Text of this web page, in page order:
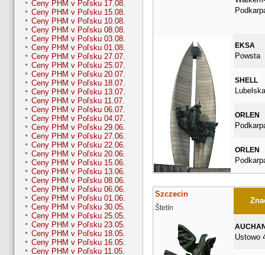
Ceny PHM v Poľsku 17.08.
Ceny PHM v Poľsku 15.08.
Ceny PHM v Poľsku 10.08.
Ceny PHM v Poľsku 08.08.
Ceny PHM v Poľsku 03.08.
Ceny PHM v Poľsku 01.08.
Ceny PHM v Poľsku 27.07.
Ceny PHM v Poľsku 25.07.
Ceny PHM v Poľsku 20.07.
Ceny PHM v Poľsku 18.07.
Ceny PHM v Poľsku 13.07.
Ceny PHM v Poľsku 11.07.
Ceny PHM v Poľsku 06.07.
Ceny PHM v Poľsku 04.07.
Ceny PHM v Poľsku 29.06.
Ceny PHM v Poľsku 27.06.
Ceny PHM v Poľsku 22.06.
Ceny PHM v Poľsku 20.06.
Ceny PHM v Poľsku 15.06.
Ceny PHM v Poľsku 13.06.
Ceny PHM v Poľsku 08.06.
Ceny PHM v Poľsku 06.06.
Ceny PHM v Poľsku 01.06.
Ceny PHM v Poľsku 30.05.
Ceny PHM v Poľsku 25.05.
Ceny PHM v Poľsku 23.05.
Ceny PHM v Poľsku 18.05.
Ceny PHM v Poľsku 16.05.
Ceny PHM v Poľsku 11.05.
EKSA
Powsta
SHELL
ORLEN
ORLEN
Szczecin
Štetín
Ustowo